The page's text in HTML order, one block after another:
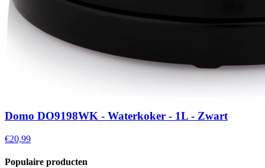
Domo DO9198WK - Waterkoker - 1L - Zwart
€20,99
Populaire producten